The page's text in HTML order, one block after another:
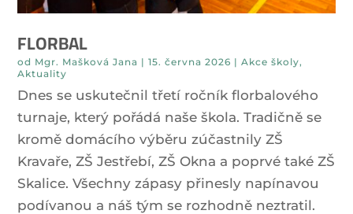
FLORBAL
od Mgr. Mašková Jana | 15. června 2026 | Akce školy,
Aktuality
Dnes se uskutečnil třetí ročník florbalového
turnaje, který pořádá naše škola. Tradičně se
kromě domácího výběru zúčastnily ZŠ
Kravaře, ZŠ Jestřebí, ZŠ Okna a poprvé také ZŠ
Skalice. Všechny zápasy přinesly napínavou
podívanou a náš tým se rozhodně neztratil.